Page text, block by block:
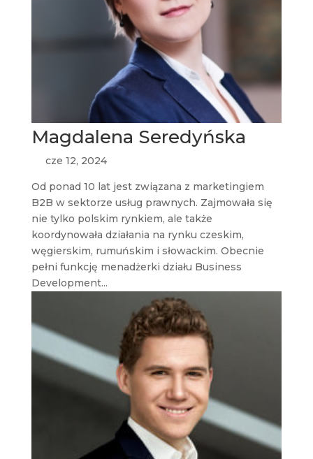
Magdalena Seredyńska
cze 12, 2024
Od ponad 10 lat jest związana z marketingiem
B2B w sektorze usług prawnych. Zajmowała się
nie tylko polskim rynkiem, ale także
koordynowała działania na rynku czeskim,
węgierskim, rumuńskim i słowackim. Obecnie
pełni funkcję menadżerki działu Business
Development...